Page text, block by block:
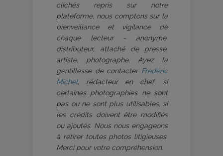
clichés repris sur notre
plateforme, nous comptons sur la
bienveillance et vigilance de
chaque lecteur - anonyme,
distributeur, attaché de presse,
artiste, photographe. Ayez la
gentillesse de contacter Frédéric
Michel, rédacteur en chef, si
certaines photographies ne sont
pas ou ne sont plus utilisables, si
les crédits doivent être modifiés
ou ajoutés. Nous nous engageons
à retirer toutes photos litigieuses.
Merci pour votre compréhension.